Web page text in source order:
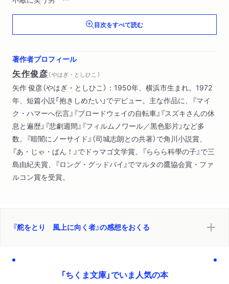
さめる熱、さめない夢
一瞬の幸福
さなかのチャンピオン
銀幕に敬礼
夏のエンジン
ボーイ・ミーツ・ガール
月影のトヨタ
解説 生と死と快楽と悔恨の、矢作俊彦による自動車物語 鈴
木正文
目次をすべて読む
著作者プロフィール
矢作俊彦（ やはぎ・としひこ ）
矢作 俊彦（やはぎ・としひこ）：1950年、横浜市生まれ。1972
年、短篇小説「抱きしめたい」でデビュー。主な作品に、『マイ
ク・ハマーへ伝言』『ブロードウェイの自転車』『スズキさんの休
息と遍歴』『悲劇週間』『フィルムノワール／黒色影片』など多
数。『暗闇にノーサイド』（司城志朗との共著）で角川小説賞、
『あ・じゃ・ぱん！』でドゥマゴ文学賞、『ららら科學の子』で三
島由紀夫賞、『ロング・グッドバイ』でマルタの鷹協会賞・ファ
ルコン賞を受賞。
『舵をとり 風上に向く者』の感想をおくる
「ちくま文庫」でいま人気の本